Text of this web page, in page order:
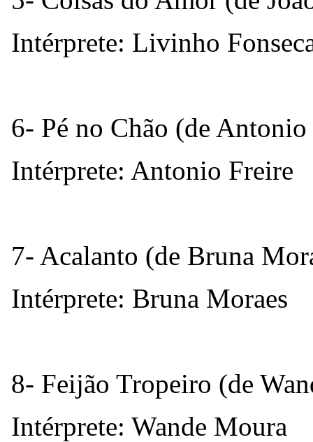
Intérprete: Livinho
6- Pé no Chão (de
Intérprete: Antonio Freire
7- Acalanto (de Bruna
Intérprete: Bruna Moraes
8- Feijão Tropeiro (de
Intérprete: Wande Moura